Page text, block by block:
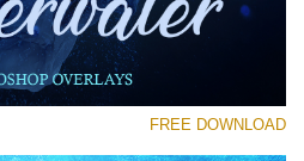
Small 800*533px
Underwater Overlays
(30 Overlays)
FREE DOWNLOAD